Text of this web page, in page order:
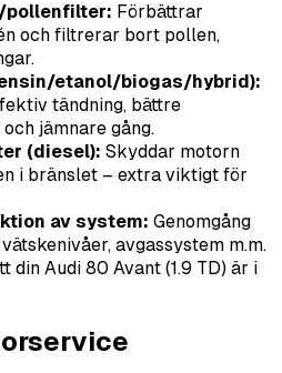
pollenfilter: Förbättrar
och filtrerar bort pollen,
etanol/biogas/hybrid):
tändning, bättre
jämnare gång.
(diesel): Skyddar motorn
i bränslet – extra viktigt för
av system: Genomgång
avgassystem m.m.
din Audi 80 Avant (1.9 TD) är i